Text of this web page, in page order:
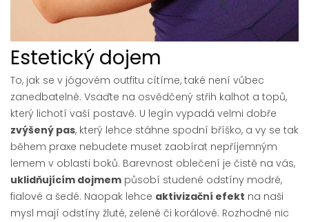
Estetický dojem
To, jak se v jógovém outfitu cítíme, také není vůbec
zanedbatelné. Vsaďte na osvědčený střih kalhot a topů,
který lichotí vaší postavě. U legín vypadá velmi dobře
zvýšený pas, který lehce stáhne spodní bříško, a vy se tak
během praxe nebudete muset zaobírat nepříjemným
lemem v oblasti boků. Barevnost oblečení je čistě na vás,
uklidňujícím dojmem působí studené odstíny modré,
fialové a šedé. Naopak lehce aktivizační efekt na naši
mysl mají odstíny žluté, zelené či korálové. Rozhodně nic